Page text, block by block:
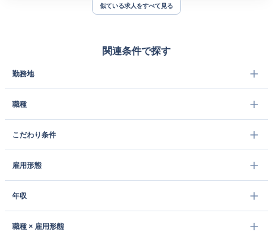
似ている求人をすべて見る
関連条件で探す
勤務地
職種
こだわり条件
雇用形態
年収
職種 × 雇用形態